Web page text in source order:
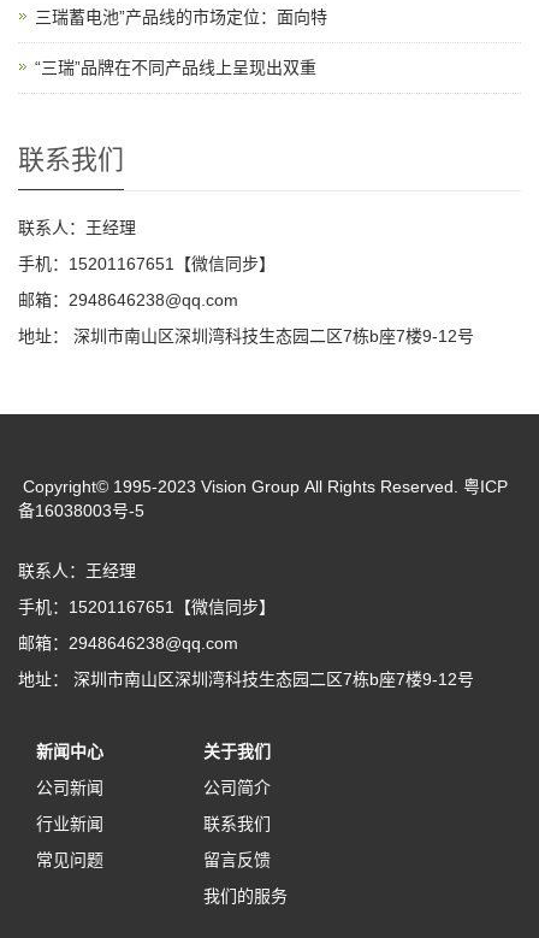
三瑞蓄电池”产品线的市场定位：面向特
“三瑞”品牌在不同产品线上呈现出双重
联系我们
联系人：王经理
手机：15201167651【微信同步】
邮箱：2948646238@qq.com
地址： 深圳市南山区深圳湾科技生态园二区7栋b座7楼9-12号
Copyright© 1995-2023 Vision Group All Rights Reserved. 粤ICP
备16038003号-5
联系人：王经理
手机：15201167651【微信同步】
邮箱：2948646238@qq.com
地址： 深圳市南山区深圳湾科技生态园二区7栋b座7楼9-12号
新闻中心
公司新闻
行业新闻
常见问题
关于我们
公司简介
联系我们
留言反馈
我们的服务